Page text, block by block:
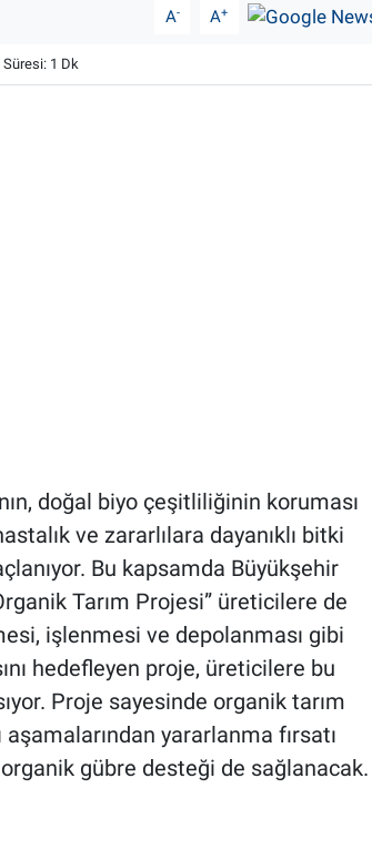
A- A+
1 Dk
doğal biyo çeşitliliğinin koruması
ve zararlılara dayanıklı bitki
Bu kapsamda Büyükşehir
Tarım Projesi” üreticilere de
işlenmesi ve depolanması gibi
hedefleyen proje, üreticilere bu
Proje sayesinde organik tarım
yararlanma fırsatı
gübre desteği de sağlanacak.